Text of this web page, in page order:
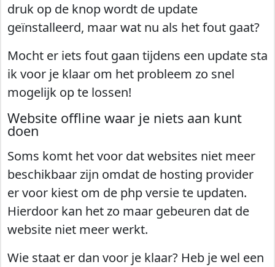
druk op de knop wordt de update
geïnstalleerd, maar wat nu als het fout gaat?
Mocht er iets fout gaan tijdens een update sta
ik voor je klaar om het probleem zo snel
mogelijk op te lossen!
Website offline waar je niets aan kunt
doen
Soms komt het voor dat websites niet meer
beschikbaar zijn omdat de hosting provider
er voor kiest om de php versie te updaten.
Hierdoor kan het zo maar gebeuren dat de
website niet meer werkt.
Wie staat er dan voor je klaar? Heb je wel een